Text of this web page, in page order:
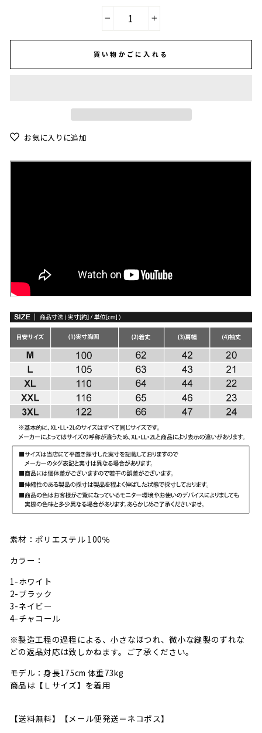
買い物かごに入れる
お気に入りに追加
素材：ポリエステル 100％
カラー：
1-ホワイト
2-ブラック
3-ネイビー
4-チャコール
※製造工程の過程による、小さなほつれ、微小な縫製のずれな
どの返品対応は致しかねます。ご了承ください。
モデル：身長175cm 体重73kg
商品は【Ｌサイズ】を着用
【送料無料】【メール便発送＝ネコポス】